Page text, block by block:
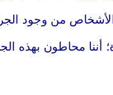
من وجود
أننا محاطون بهذه